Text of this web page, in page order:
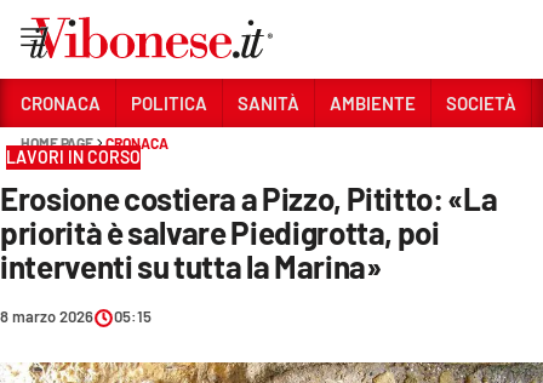
Sezioni
CRONACA
POLITICA
CRONACA POLITICA SANITÀ AMBIENTE SOCIETÀ
HOME PAGE CRONACA
LAVORI IN CORSO
Erosione costiera a Pizzo, Pititto: «La
priorità è salvare Piedigrotta, poi
interventi su tutta la Marina»
8 marzo 2026 05:15